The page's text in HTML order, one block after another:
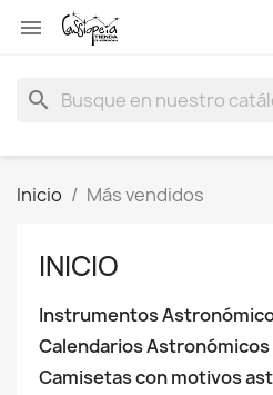

search
Inicio Más vendidos
INICIO
Instrumentos
Calendarios Astronómicos
Camisetas con motivos